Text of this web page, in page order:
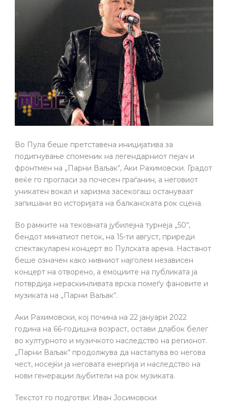
Во Пула беше претставена иницијатива за
подигнување споменик на легендарниот пејач и
фронтмен на „Парни Ваљак“, Аки Рахимовски. Градот
веќе го прогласи за почесен граѓанин, а неговиот
уникатен вокал и харизма засекогаш остануваат
запишани во историјата на балканската рок сцена.
Во рамките на тековната јубилејна турнеја „50“,
бендот минатиот петок, на 15-ти август, приреди
спектакуларен концерт во Пулската арена. Настанот
беше означен како нивниот најголем независен
концерт на отворено, а емоциите на публиката ја
потврдија нераскинливата врска помеѓу фановите и
музиката на „Парни Ваљак“.
Аки Рахимовски, кој почина на 22 јануари 2022
година на 66-годишна возраст, остави длабок белег
во културното и музичкото наследство на регионот.
„Парни Ваљак“ продолжува да настапува во негова
чест, носејќи ја неговата енергија и наследство на
нови генерации љубители на рок музиката.
Текстот го подготви: Иван Јосимовски